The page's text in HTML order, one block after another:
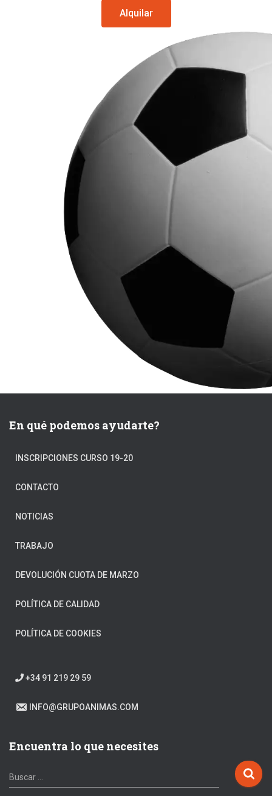
Alquilar
En qué podemos ayudarte?
INSCRIPCIONES CURSO 19-20
CONTACTO
NOTICIAS
TRABAJO
DEVOLUCIÓN CUOTA DE MARZO
POLÍTICA DE CALIDAD
POLÍTICA DE COOKIES
+34 91 219 29 59
INFO@GRUPOANIMAS.COM
Encuentra lo que necesites
Buscar …